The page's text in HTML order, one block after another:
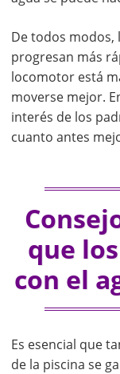
De todos modos,
progresan más
locomotor está
moverse mejor.
interés de los
cuanto antes
que
con el
Es esencial que
de la piscina se